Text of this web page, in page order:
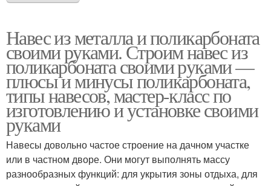
Навес из металла и поликарбоната
своими руками. Строим навес из
поликарбоната своими руками —
плюсы и минусы поликарбоната,
типы навесов, мастер-класс по
изготовлению и установке своими
руками
Навесы довольно частое строение на дачном участке
или в частном дворе. Они могут выполнять массу
разнообразных функций: для укрытия зоны отдыха, для